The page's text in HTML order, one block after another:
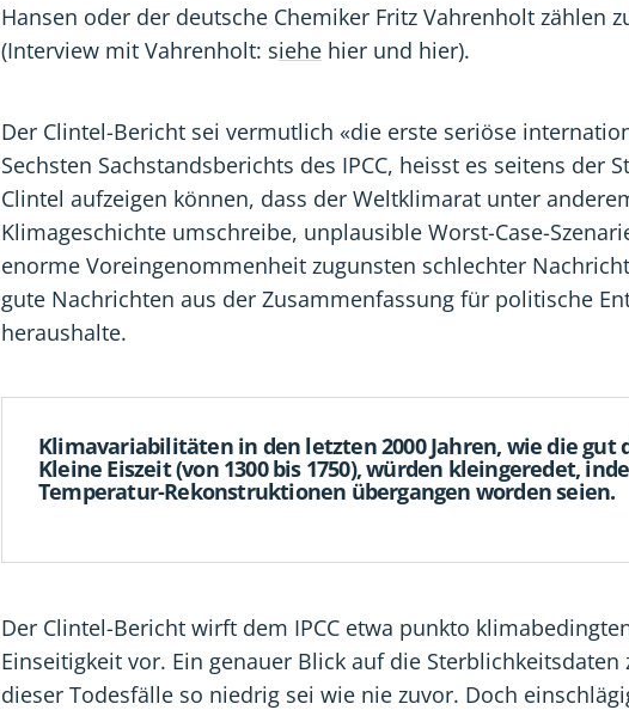
Hansen oder der deutsche Chemiker Fritz Vahrenholt zählen
(Interview mit Vahrenholt: siehe hier und hier).
Der Clintel-Bericht sei vermutlich «die erste seriöse
Sechsten Sachstandsberichts des IPCC, heisst es seitens der
Clintel aufzeigen können, dass der Weltklimarat unter
Klimageschichte umschreibe, unplausible Worst-Case-
enorme Voreingenommenheit zugunsten schlechter
gute Nachrichten aus der Zusammenfassung für politische
heraushalte.
Klimavariabilitäten in den letzten 2000 Jahren, wie die
Kleine Eiszeit (von 1300 bis 1750), würden kleingeredet,
Temperatur-Rekonstruktionen übergangen worden seien.
Der Clintel-Bericht wirft dem IPCC etwa punkto
Einseitigkeit vor. Ein genauer Blick auf die Sterblichkeitsdaten
dieser Todesfälle so niedrig sei wie nie zuvor. Doch